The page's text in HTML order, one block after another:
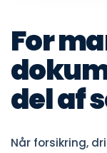
For
del af
Når forsikring,